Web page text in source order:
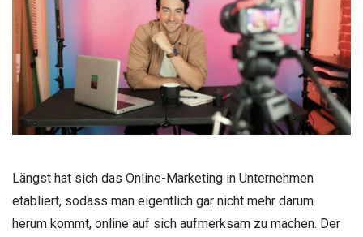
Längst hat sich das Online-Marketing in Unternehmen
etabliert, sodass man eigentlich gar nicht mehr darum
herum kommt, online auf sich aufmerksam zu machen. Der